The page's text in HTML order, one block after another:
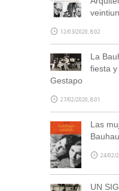
12/03/2020, 8:02
La
fiesta
Gestapo
27/02/2020, 8:01
Las
24/02/
UN